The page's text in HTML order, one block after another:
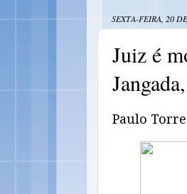
SEXTA-FEIRA, 20
Juiz é
Paulo